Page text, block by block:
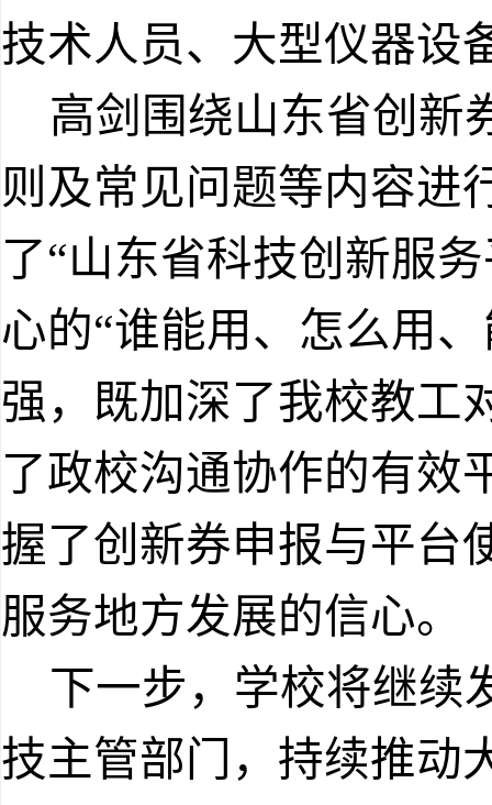
技术人员、大型仪器设
高剑围绕山东省创新
则及常见问题等内容进
了“山东省科技创新服
心的“谁能用、怎么用
强，既加深了我校教工
了政校沟通协作的有效
握了创新券申报与平台
服务地方发展的信心。
下一步，学校将继续
技主管部门，持续推动